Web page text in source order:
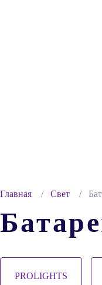
Главная Свет
PROLIGHTS